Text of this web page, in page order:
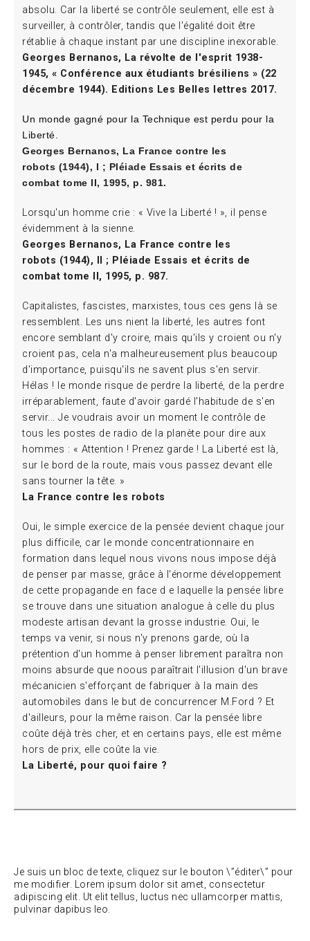
absolu. Car la liberté se contrôle seulement, elle est à
surveiller, à contrôler, tandis que l'égalité doit être
rétablie à chaque instant par une discipline inexorable.
Georges Bernanos, La révolte de l'esprit 1938-
1945, « Conférence aux étudiants brésiliens » (22
décembre 1944). Editions Les Belles lettres 2017.
Un monde gagné pour la Technique est perdu pour la
Liberté.
Georges Bernanos, La France contre les
robots (1944), I ; Pléiade Essais et écrits de
combat tome II, 1995, p. 981.
Lorsqu'un homme crie : « Vive la Liberté ! », il pense
évidemment à la sienne.
Georges Bernanos, La France contre les
robots (1944), II ; Pléiade Essais et écrits de
combat tome II, 1995, p. 987.
Capitalistes, fascistes, marxistes, tous ces gens là se
ressemblent. Les uns nient la liberté, les autres font
encore semblant d'y croire, mais qu'ils y croient ou n'y
croient pas, cela n'a malheureusement plus beaucoup
d'importance, puisqu'ils ne savent plus s'en servir.
Hélas ! le monde risque de perdre la liberté, de la perdre
irréparablement, faute d'avoir gardé l'habitude de s'en
servir... Je voudrais avoir un moment le contrôle de
tous les postes de radio de la planète pour dire aux
hommes : « Attention ! Prenez garde ! La Liberté est là,
sur le bord de la route, mais vous passez devant elle
sans tourner la tête. »
La France contre les robots
Oui, le simple exercice de la pensée devient chaque jour
plus difficile, car le monde concentrationnaire en
formation dans lequel nous vivons nous impose déjà
de penser par masse, grâce à l'énorme développement
de cette propagande en face d e laquelle la pensée libre
se trouve dans une situation analogue à celle du plus
modeste artisan devant la grosse industrie. Oui, le
temps va venir, si nous n'y prenons garde, où la
prétention d'un homme à penser librement paraîtra non
moins absurde que noous paraîtrait l'illusion d'un brave
mécanicien s'efforçant de fabriquer à la main des
automobiles dans le but de concurrencer M.Ford ? Et
d'ailleurs, pour la même raison. Car la pensée libre
coûte déjà très cher, et en certains pays, elle est même
hors de prix, elle coûte la vie.
La Liberté, pour quoi faire ?
Je suis un bloc de texte, cliquez sur le bouton \”éditer\” pour
me modifier. Lorem ipsum dolor sit amet, consectetur
adipiscing elit. Ut elit tellus, luctus nec ullamcorper mattis,
pulvinar dapibus leo.